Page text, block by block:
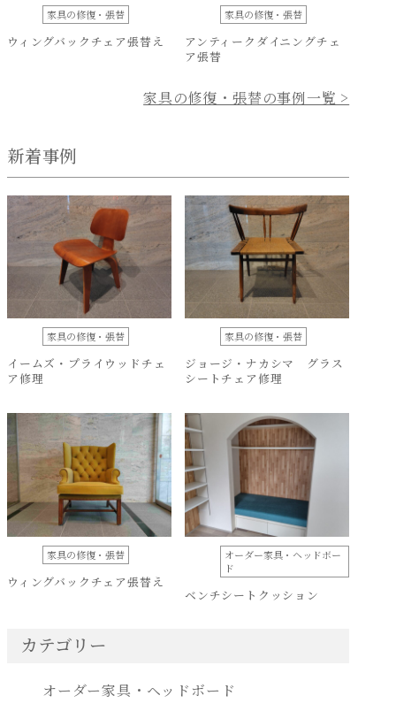
家具の修復・張替
ウィングバックチェア張替え
家具の修復・張替
アンティークダイニングチェ
ア張替
家具の修復・張替の事例一覧 >
新着事例
家具の修復・張替
イームズ・プライウッドチェ
ア修理
家具の修復・張替
ジョージ・ナカシマ グラス
シートチェア修理
家具の修復・張替
ウィングバックチェア張替え
オーダー家具・ヘッドボー
ド
ベンチシートクッション
カテゴリー
オーダー家具・ヘッドボード